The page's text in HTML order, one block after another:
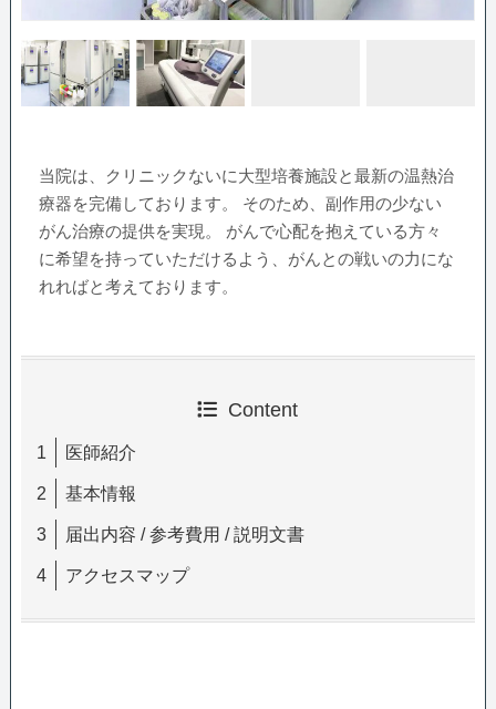
当院は、クリニックないに大型培養施設と最新の温熱治
療器を完備しております。 そのため、副作用の少ない
がん治療の提供を実現。 がんで心配を抱えている方々
に希望を持っていただけるよう、がんとの戦いの力にな
れればと考えております。
Content
医師紹介
基本情報
届出内容 / 参考費用 / 説明文書
アクセスマップ